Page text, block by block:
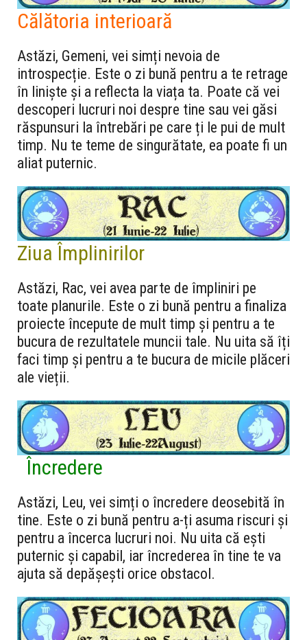
Călătoria interioară
Astăzi, Gemeni, vei simți nevoia de
introspecție. Este o zi bună pentru a te retrage
în liniște și a reflecta la viața ta. Poate că vei
descoperi lucruri noi despre tine sau vei găsi
răspunsuri la întrebări pe care ți le pui de mult
timp. Nu te teme de singurătate, ea poate fi un
aliat puternic.
Ziua Împlinirilor
Astăzi, Rac, vei avea parte de împliniri pe
toate planurile. Este o zi bună pentru a finaliza
proiecte începute de mult timp și pentru a te
bucura de rezultatele muncii tale. Nu uita să îți
faci timp și pentru a te bucura de micile plăceri
ale vieții.
Încredere
Astăzi, Leu, vei simți o încredere deosebită în
tine. Este o zi bună pentru a-ți asuma riscuri și
pentru a încerca lucruri noi. Nu uita că ești
puternic și capabil, iar încrederea în tine te va
ajuta să depășești orice obstacol.